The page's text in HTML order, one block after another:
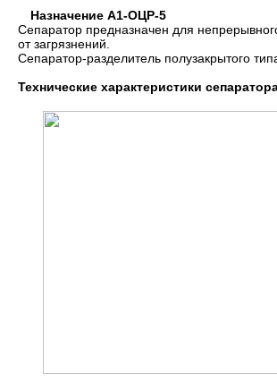
Назначение А1-ОЦР-5
Сепаратор предназначен для
от загрязнений.
Сепаратор-разделитель полузакрытого
Технические характеристики